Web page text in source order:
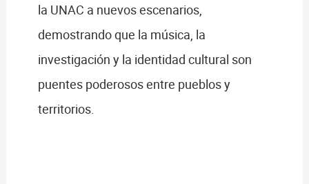
la UNAC a nuevos escenarios,
demostrando que la música, la
investigación y la identidad cultural son
puentes poderosos entre pueblos y
territorios.